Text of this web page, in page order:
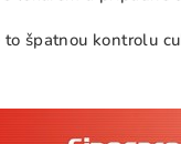
špatnou kontrolu